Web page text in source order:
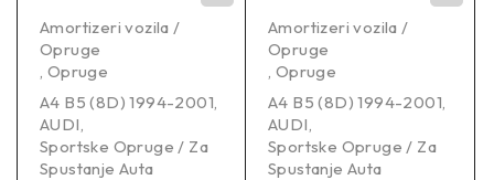
FORD FIESTA VI (JA8_, CB1, CCN) 06/2008-12/2018 1.0
Hatchback Petrol 59 KW 998 ccm 3 Front Wheel Drive
Amortizeri vozila /
Opruge
, Opruge
A4 B5 (8D) 1994-2001,
AUDI,
Sportske Opruge / Za
Spustanje Auta
Amortizeri vozila /
Opruge
, Opruge
A4 B5 (8D) 1994-2001,
AUDI,
Sportske Opruge / Za
Spustanje Auta